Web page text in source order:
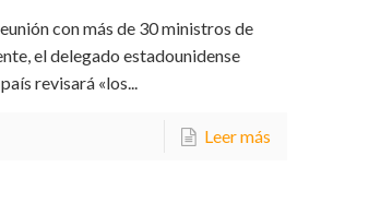
con más de 30 ministros de
el delegado estadounidense
revisará «los...
Leer más